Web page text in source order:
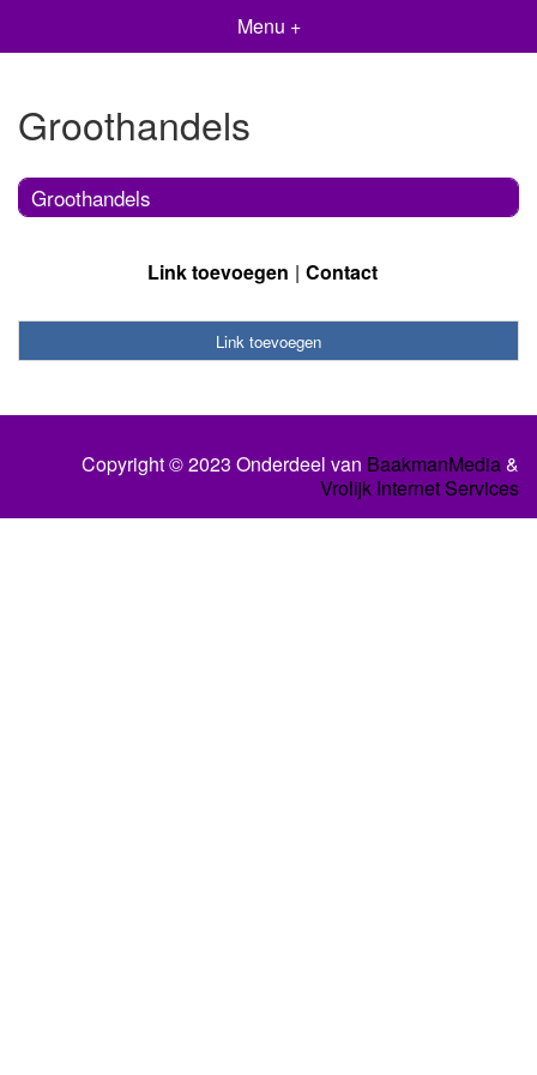
Menu +
Groothandels
Groothandels
Link toevoegen Contact
Link toevoegen
Copyright © 2023 Onderdeel van BaakmanMedia&
Vrolijk Internet Services